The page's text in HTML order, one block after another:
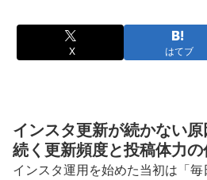
X はてブ
インスタ更新が続かない
続く更新頻度と投稿体力
インスタ運用を始めた当初は「